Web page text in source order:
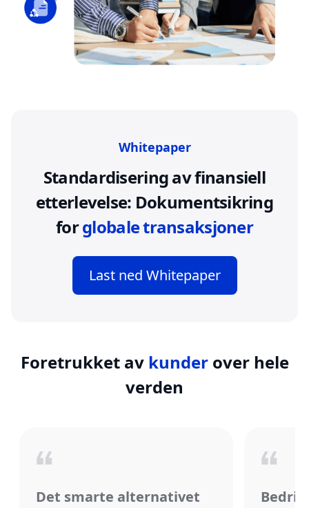
Whitepaper
Standardisering av finansiell
etterlevelse: Dokumentsikring
forglobale transaksjoner
Last ned Whitepaper
Foretrukket av kunderover hele
verden
Det smarte alternativet